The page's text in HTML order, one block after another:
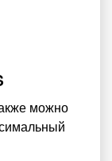
можно